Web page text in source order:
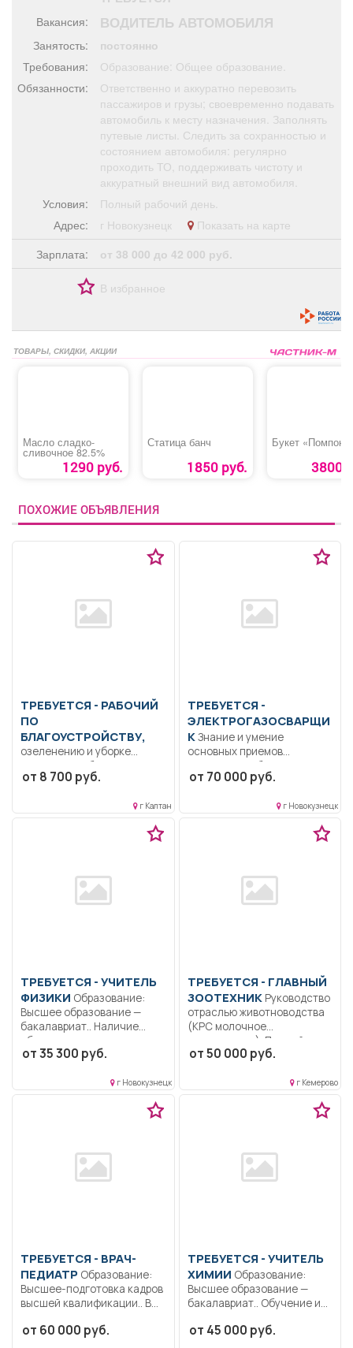
Погода
Я - пенсионер
Вакансия: ВОДИТЕЛЬ АВТОМОБИЛЯ
Занятость:
постоянно
Требования:
Образование: Общее образование.
Обязанности:
Ответственно и аккуратно перевозить
пассажиров и грузы; своевременно подавать
автомобиль к месту назначения. Заполнять
путевые листы. Следить за сохранностью и
состоянием автомобиля: регулярно
проходить ТО, поддерживать чистоту и
аккуратный внешний вид автомобиля.
Условия:
Полный рабочий день.
Адрес:
г Новокузнецк
Показать на карте
Зарплата:
от 38 000 до 42 000 руб.
В избранное
ТОВАРЫ, СКИДКИ, АКЦИИ
Масло сладко-
сливочное 82.5%
1290 руб.
Статица банч
1850 руб.
Букет «Помпон»
3800
ПОХОЖИЕ ОБЪЯВЛЕНИЯ
ТРЕБУЕТСЯ - РАБОЧИЙ
ПО
БЛАГОУСТРОЙСТВУ,
озеленению и уборке
территории Уборка
территории, озеленение
от 8 700 руб.
г Калтан
ТРЕБУЕТСЯ -
ЭЛЕКТРОГАЗОСВАРЩИ
КЗнание и умение
основных приемов
сварочных работ. Умение
читать...
от 70 000 руб.
г Новокузнецк
ТРЕБУЕТСЯ - УЧИТЕЛЬ
ФИЗИКИ
Высшее образование —
бакалавриат.. Наличие
образования, знание
психологии...
от 35 300 руб.
г Новокузнецк
ТРЕБУЕТСЯ - ГЛАВНЫЙ
ЗООТЕХНИКРуководство
отраслью животноводства
(КРС молочное
направление). Полный
рабочий день.
от 50 000 руб.
г Кемерово
ТРЕБУЕТСЯ - ВРАЧ-
ПЕДИАТР
Высшее-подготовка кадров
высшей квалификации.. В
должностной...
от 60 000 руб.
ТРЕБУЕТСЯ - УЧИТЕЛЬ
ХИМИИ
Высшее образование —
бакалавриат.. Обучение и
от 45 000 руб.